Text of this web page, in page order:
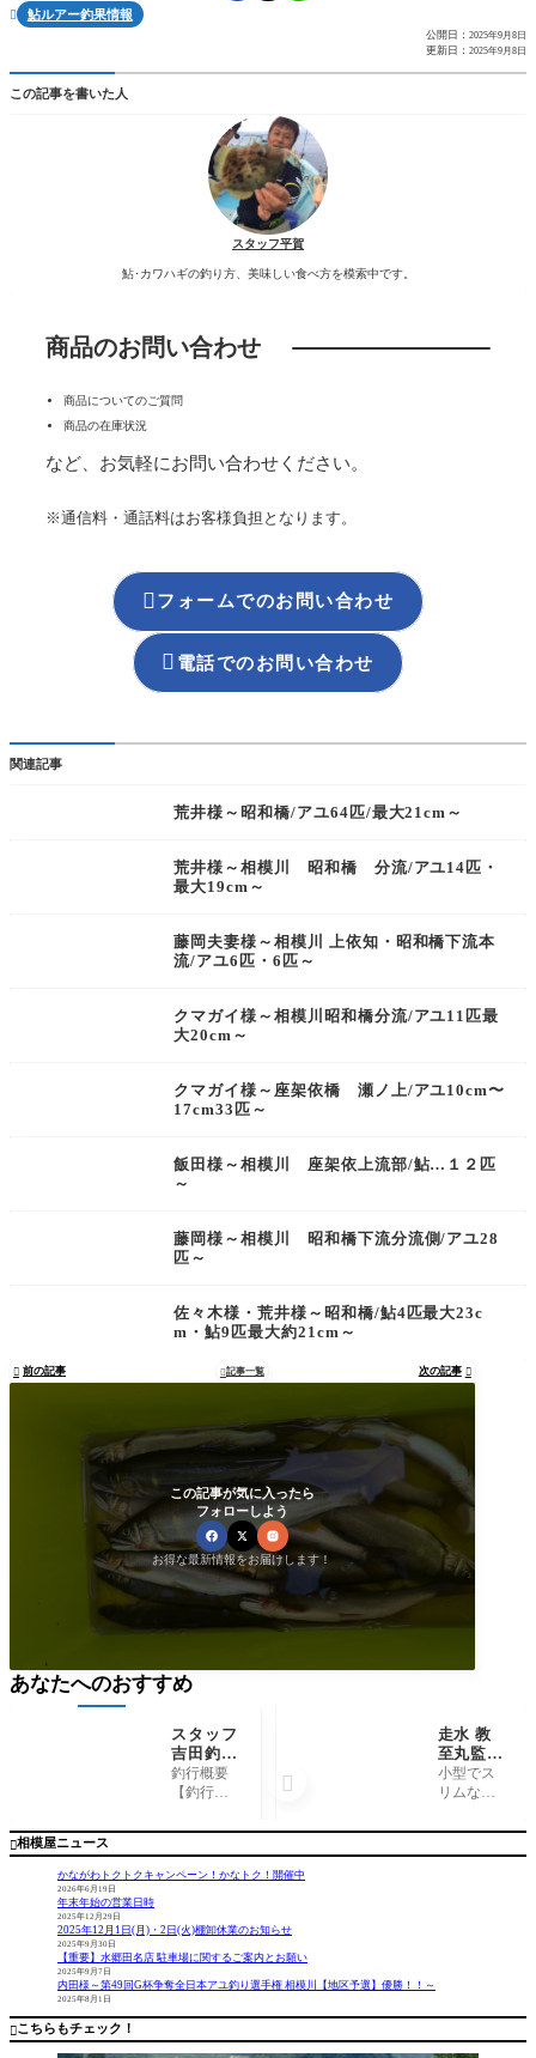
 鮎ルアー釣果情報
公開日： 2025年9月8日
更新日： 2025年9月8日
この記事を書いた人
スタッフ平賀
鮎･カワハギの釣り方、美味しい食べ方を模索中です。
商品のお問い合わせ
商品についてのご質問
商品の在庫状況
など、お気軽にお問い合わせください。
※通信料・通話料はお客様負担となります。
フォームでのお問い合わせ
 電話でのお問い合わせ
関連記事
荒井様～昭和橋/アユ64匹/最大21cm～
荒井様～相模川 昭和橋 分流/アユ14匹・
最大19cm～
藤岡夫妻様～相模川 上依知・昭和橋下流本
流/アユ6匹・6匹～
クマガイ様～相模川昭和橋分流/アユ11匹最
大20cm～
クマガイ様～座架依橋 瀬ノ上/アユ10cm〜
17cm33匹～
飯田様～相模川 座架依上流部/鮎…１２匹
～
藤岡様～相模川 昭和橋下流分流側/アユ28
匹～
佐々木様・荒井様～昭和橋/鮎4匹最大23c
m・鮎9匹最大約21cm～
 前の記事 記事一覧 次の記事 
この記事が気に入ったら
フォローしよう
お得な最新情報をお届けします！
相模屋ニュース
かながわトクトクキャンペーン！かなトク！開催中
2026年6月19日
年末年始の営業日時
2025年12月29日
2025年12月1日(月)・2日(火)棚卸休業のお知らせ
2025年9月30日
【重要】水郷田名店 駐車場に関するご案内とお願い
2025年9月7日
内田様～第49回G杯争奪全日本アユ釣り選手権 相模川【地区予選】優勝！！～
2025年8月1日
こちらもチェック！
あなたへのおすすめ
スタッフ
吉田釣行
記～津久
井湖/ブ
ス 3匹で
釣行概要
【釣行
4年6月13
時間】 7:
津久井
宿】 津
久井観光
【釣果】
・ブラッ
走水 教
至丸監修
!! 小型の
アジビ
ノ釣具
小型でス
リムな形
潮の抵抗
た。勿
論、現在
